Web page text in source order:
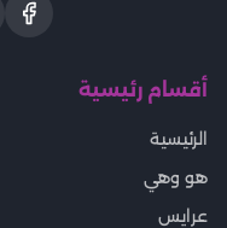
أقسام رئيسية
الرئيسية
هو وهي
عرايس